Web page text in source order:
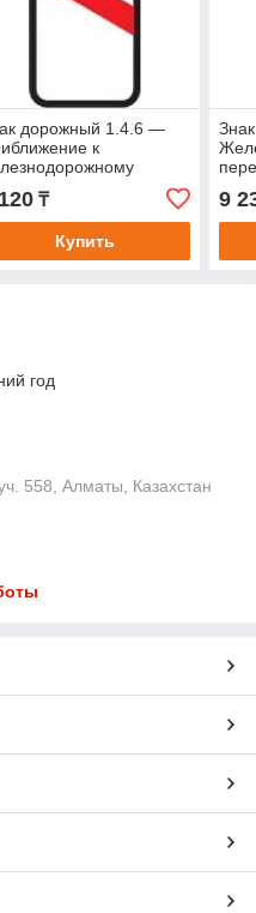
дорожный 1.4.6 —
к
₸
Купить
9
год
558, Алматы, Казахстан